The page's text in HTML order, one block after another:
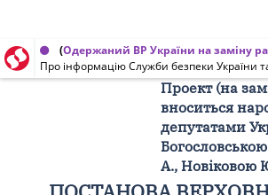
Проект Постанови Верховної Ради України від 20.03.2008 № 2242
(Одержаний ВР України на заміну